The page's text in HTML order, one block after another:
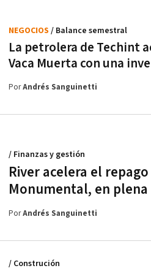
La petrolera de Techint
Vaca Muerta con una
NEGOCIOS / Balance semestral
PorAndrés Sanguinetti
River acelera el
Monumental, en
/ Finanzas y gestión
PorAndrés Sanguinetti
/ Construción